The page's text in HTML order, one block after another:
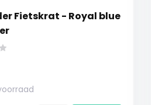
Fietskrat - Royal blue